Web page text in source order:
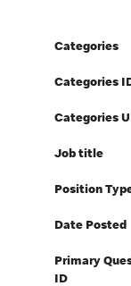
Categories
Categories
Categories
Job title
Position
Date Posted
Primary
ID